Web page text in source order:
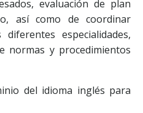
evaluación de plan
así como de coordinar
especialidades,
normas y procedimientos
del idioma inglés para